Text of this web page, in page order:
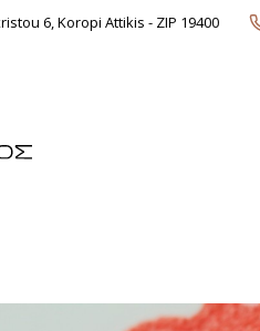
6, Koropi Attikis - ZIP 19400